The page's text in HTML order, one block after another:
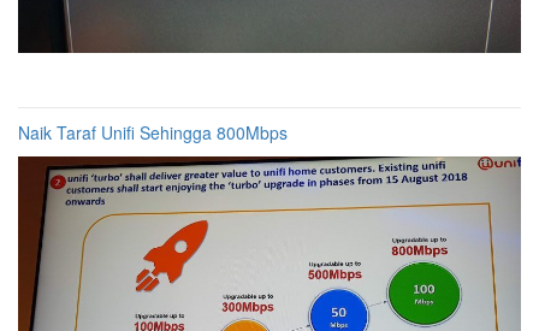
Naik Taraf Unifi Sehingga 800Mbps